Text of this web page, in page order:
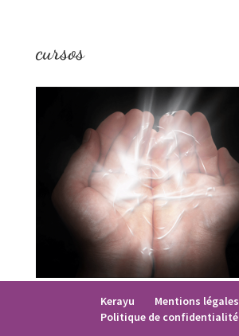
cursos
Kerayu
Mentions légales
Politique de confidentialité